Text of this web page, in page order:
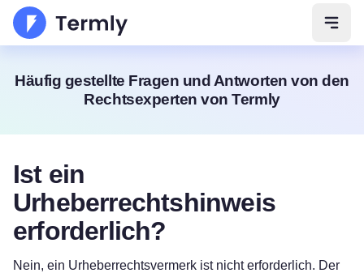
Häufig gestellte Fragen und Antworten von den
Rechtsexperten von Termly
Ist ein
Urheberrechtshinweis
erforderlich?
Nein, ein Urheberrechtsvermerk ist nicht erforderlich. Der